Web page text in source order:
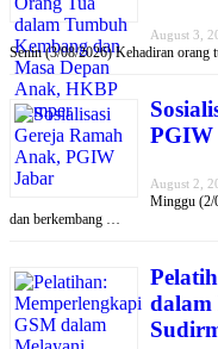
August 3,
Senin (3/08/2026) Kehadiran orang
PGIW
August 2,
Minggu (2/
dan berkembang …